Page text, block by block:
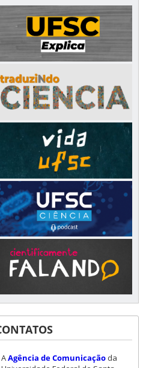
AAgência de Comunicaçãoda